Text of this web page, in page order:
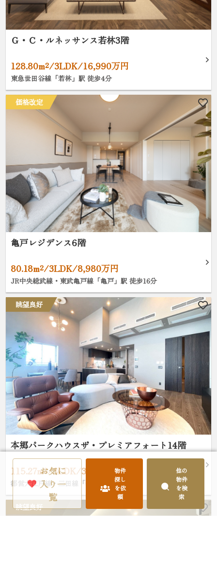
Ｇ・Ｃ・ルネッサンス若林3階
128.80m²/3LDK/16,990万円
東急世田谷線「若林」駅 徒歩4分
価格改定
亀戸レジデンス6階
80.18m²/3LDK/8,980万円
JR中央総武線・東武亀戸線「亀戸」駅 徒歩16分
眺望良好
本郷パークハウスザ・プレミアフォート14階
115.27m²/3LDK/39,800万円
都営大江戸線・三田線「春日」駅 徒歩5分
眺望良好
お気に
入り一
覧
物件
探し
を依
頼
他の
物件
を検
索